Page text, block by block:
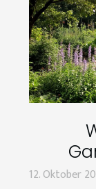
12. Oktober